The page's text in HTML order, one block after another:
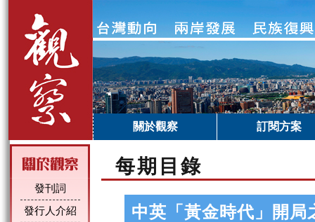
關於觀察 訂閱方案
發刊詞
發行人介紹
每期目錄
中英「黃金時代」開局